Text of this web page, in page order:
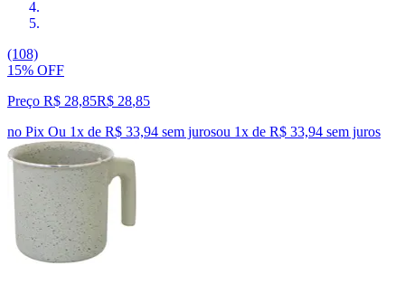
(108)
15% OFF
Preço R$ 28,85R$ 28,85
no Pix Ou 1x de R$ 33,94 sem jurosou 1x de R$ 33,94 sem juros